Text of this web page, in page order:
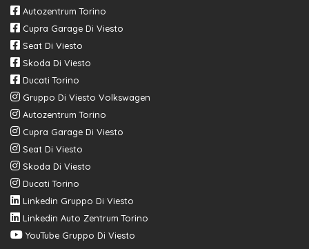
Autozentrum Torino
Cupra Garage Di Viesto
Seat Di Viesto
Skoda Di Viesto
Ducati Torino
Gruppo Di Viesto Volkswagen
Autozentrum Torino
Cupra Garage Di Viesto
Seat Di Viesto
Skoda Di Viesto
Ducati Torino
Linkedin Gruppo Di Viesto
Linkedin Auto Zentrum Torino
YouTube Gruppo Di Viesto